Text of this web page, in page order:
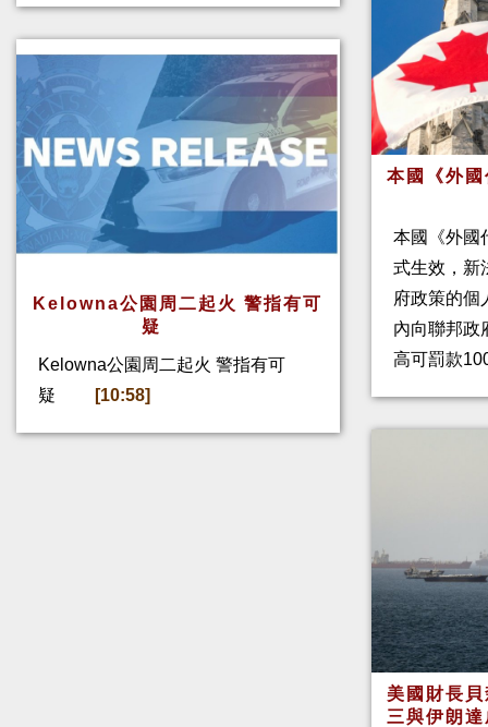
Kelowna公園周二起火 警指有可
疑
Kelowna公園周二起火 警指有可
疑
[10:58]
本國《外
本國《外國
式生效，新
府政策的個
內向聯邦政
高可罰款
美國財長
三與伊朗